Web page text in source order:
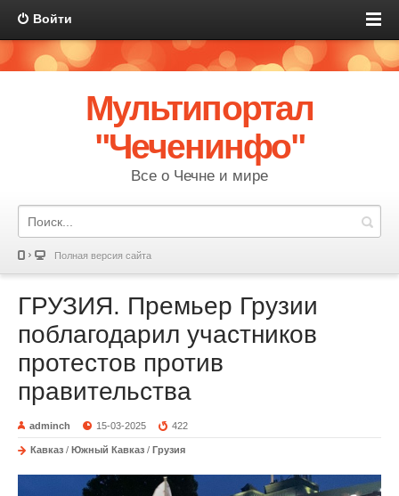
Войти
Мультипортал
"Чеченинфо"
Все о Чечне и мире
Полная версия сайта
ГРУЗИЯ. Премьер Грузии
поблагодарил участников
протестов против
правительства
adminch 15-03-2025 422
Кавказ / Южный Кавказ / Грузия